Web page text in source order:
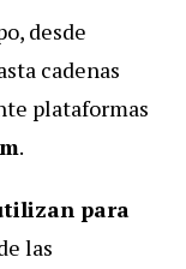
desde
cadenas
plataformas
.
para
las